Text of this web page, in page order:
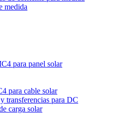
medida
para panel solar
para cable solar
transferencias para DC
carga solar